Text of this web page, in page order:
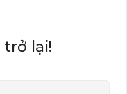
trở lại!